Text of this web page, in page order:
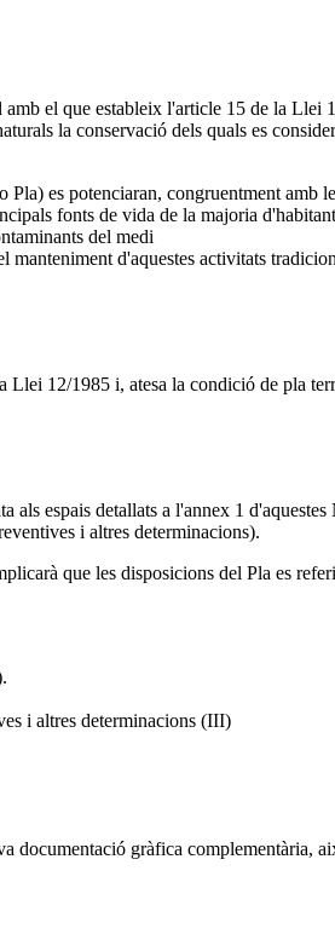
el que estableix l'article 15 de la
la conservació dels quals es
es potenciaran, congruentment amb
fonts de vida de la majoria
del medi
manteniment d'aquestes activitats
Llei 12/1985 i, atesa la condició de pla
als espais detallats a l'annex 1
i altres determinacions).
que les disposicions del Pla es
i altres determinacions (III)
gràfica complementària,